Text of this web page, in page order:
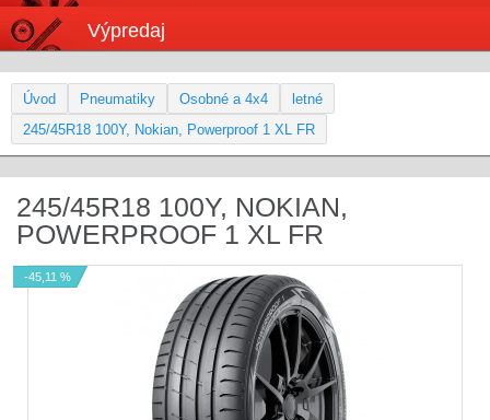
Výpredaj
Úvod Pneumatiky Osobné a 4x4
letné
245/45R18 100Y, Nokian, Powerproof 1 XL FR
245/45R18 100Y, NOKIAN,
POWERPROOF 1 XL FR
-45,11 %